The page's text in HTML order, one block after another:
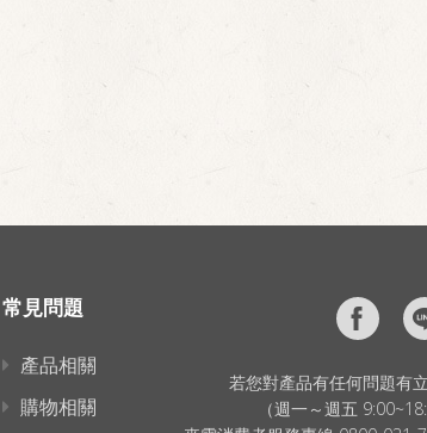
常見問題
產品相關
購物相關
若您對產品有任何問題有
（週一～週五